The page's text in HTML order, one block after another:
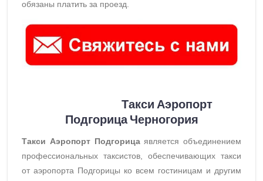
обязаны платить за проезд.
Такси Аэропорт
Подгорица Черногория
Такси Аэропорт Подгорицаявляется объединением
профессиональных таксистов, обеспечивающих такси
от аэропорта Подгорицы ко всем гостиницам и другим